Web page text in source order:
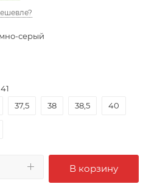
серый
41
37,5 38 38,5 40
В корзину